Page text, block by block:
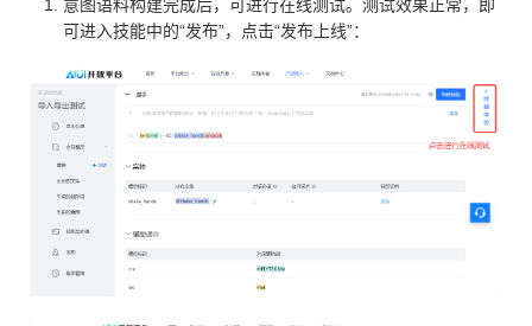
意图语料构建完成后，可进行在线测试。测试效果正常，即
可进⼊技能中的“发布”，点击“发布上线”：